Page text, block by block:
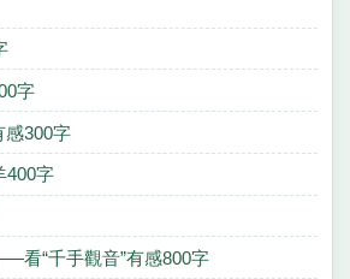
字
感300字
400字
看“千手觀音”有感800字